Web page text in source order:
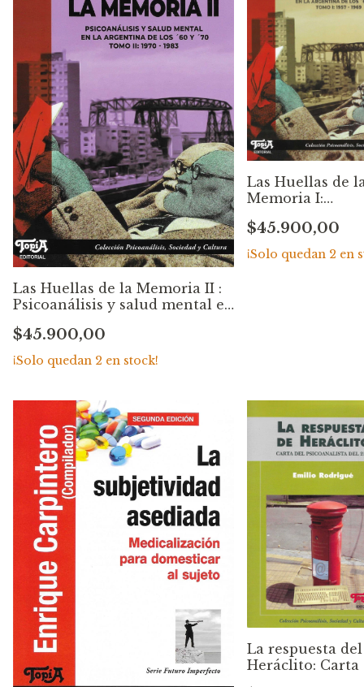
Las Huellas de la Memoria II :
Psicoanálisis y salud mental en
Tomo II: 1970-1983. Enrique
Carpintero. Alejandro Vainer
$45.900,00
¡Solo quedan 2 en stock!
Las Huellas de
Memoria I:
mental en la
Argentina de
70 Tomo I: 1957-
$45.900,00
¡Solo quedan 2 en
La respuesta del
Heráclito: Carta